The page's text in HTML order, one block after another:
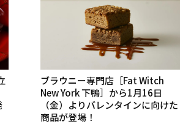
ブラウニー専門店［Fat Witch
New York 下鴨］から1月16日
（金）よりバレンタインに向けた
商品が登場！